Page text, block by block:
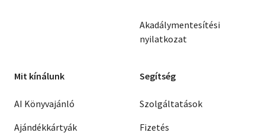
Akadálymentesítési
nyilatkozat
Mit kínálunk
AI Könyvajánló
Ajándékkártyák
Segítség
Szolgáltatások
Fizetés